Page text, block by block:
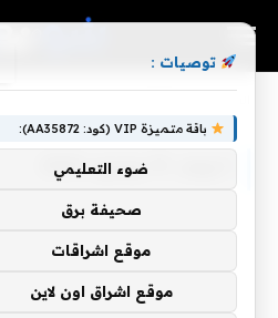
توصيات :
باقة متميزة VIP (كود: AA35872):
ضوء التعليمي
صحيفة برق
موقع اشراقات
موقع اشراق اون لاين